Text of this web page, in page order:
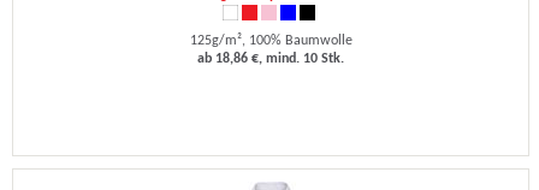
125g/m², 100% Baumwolle
ab 18,86 €, mind. 10 Stk.